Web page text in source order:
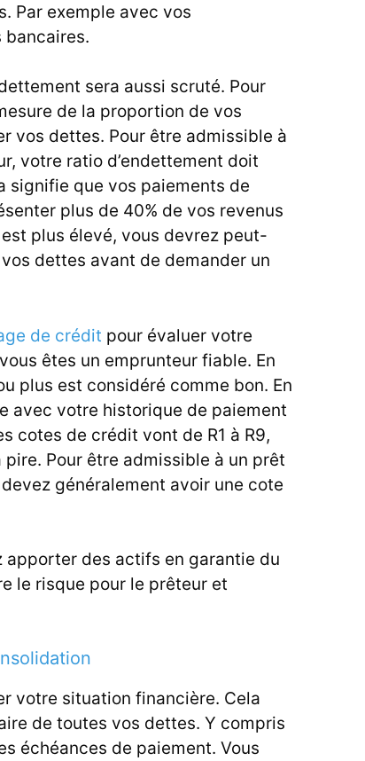
Par exemple avec vos
bancaires.
sera aussi scruté. Pour
de la proportion de vos
vos dettes. Pour être admissible à
votre ratio d’endettement doit
signifie que vos paiements de
plus de 40% de vos revenus
plus élevé, vous devrez peut-
dettes avant de demander un
de crédit pour évaluer votre
êtes un emprunteur fiable. En
plus est considéré comme bon. En
avec votre historique de paiement
cotes de crédit vont de R1 à R9,
Pour être admissible à un prêt
généralement avoir une cote
apporter des actifs en garantie du
le risque pour le prêteur et
votre situation financière. Cela
de toutes vos dettes. Y compris
échéances de paiement. Vous